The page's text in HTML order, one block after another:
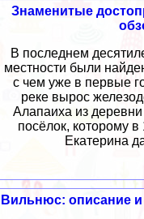
Знаменитые
В последнем
местности были
с чем уже в первые
реке вырос
Алапаиха из
посёлок, которому
Екатерина
Вильнюс: описание